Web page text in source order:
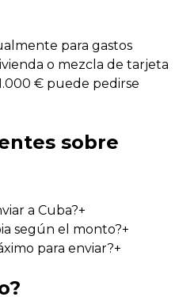
para gastos
o mezcla de tarjeta
€ puede pedirse
sobre
a Cuba?+
según el monto?+
para enviar?+